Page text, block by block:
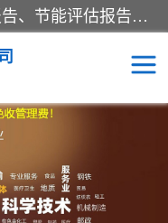
公司主营业务有地质灾害评估报告、节能评估报告、水土保持验收、水资源论证、土地复垦报告、项目可行性研究报告等。是经国家工商总局批准，在法律、法规、决定规定禁止的不得经营；法律、法规、决定规定应当许可（审批）的，经审批机关批准后凭许可（审批）文件经营;法律、法规，市场主体自主选择经营。
地复垦报告